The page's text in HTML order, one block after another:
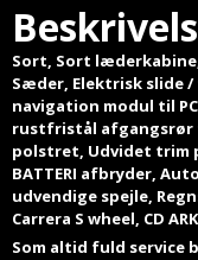
Sort, Sort
Sæder, Elektrisk slide
navigation modul til
rustfristål
polstret, Udvidet trim
BATTERI afbryder,
udvendige spejle,
Carrera S wheel, CD
Som altid fuld service